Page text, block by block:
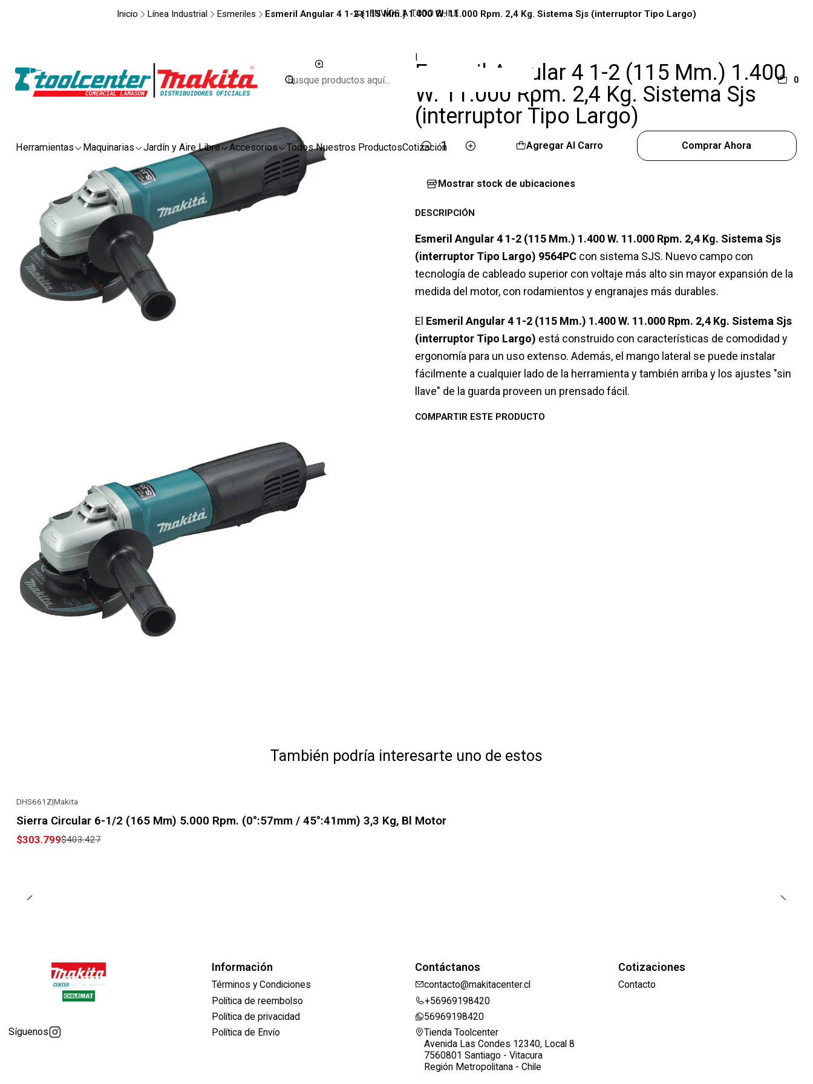
0
Herramientas Maquinarias Jardín y Aire Libre Accesorios Todos Nuestros ProductosCotización
ENVÍOS A TODO CHILE
Inicio Línea Industrial Esmeriles Esmeril Angular 4 1-2 (115 Mm.) 1.400 W. 11.000 Rpm. 2,4 Kg. Sistema Sjs (interruptor Tipo Largo)
|
Esmeril Angular 4 1-2 (115 Mm.) 1.400
W. 11.000 Rpm. 2,4 Kg. Sistema Sjs
(interruptor Tipo Largo)
Cantidad
Agregar Al Carro Comprar Ahora
Mostrar stock de ubicaciones
DESCRIPCIÓN
Esmeril Angular 4 1-2 (115 Mm.) 1.400 W. 11.000 Rpm. 2,4 Kg. Sistema Sjs
(interruptor Tipo Largo) 9564PCcon sistema SJS. Nuevo campo con
tecnología de cableado superior con voltaje más alto sin mayor expansión de la
medida del motor, con rodamientos y engranajes más durables.
El Esmeril Angular 4 1-2 (115 Mm.) 1.400 W. 11.000 Rpm. 2,4 Kg. Sistema Sjs
(interruptor Tipo Largo) está construido con características de comodidad y
ergonomía para un uso extenso. Además, el mango lateral se puede instalar
fácilmente a cualquier lado de la herramienta y también arriba y los ajustes "sin
llave" de la guarda proveen un prensado fácil.
COMPARTIR ESTE PRODUCTO
También podría interesarte uno de estos
DHS661Z|Makita
Sierra Circular 6-1/2 (165 Mm) 5.000 Rpm. (0°:57mm / 45°:41mm) 3,3 Kg, Bl Motor
$303.799$403.427
Síguenos
Información
Términos y Condiciones
Política de reembolso
Política de privacidad
Política de Envío
Contáctanos
contacto@makitacenter.cl
+56969198420
56969198420
Tienda Toolcenter
Avenida Las Condes 12340, Local 8
7560801 Santiago - Vitacura
Región Metropolitana - Chile
Cotizaciones
Contacto